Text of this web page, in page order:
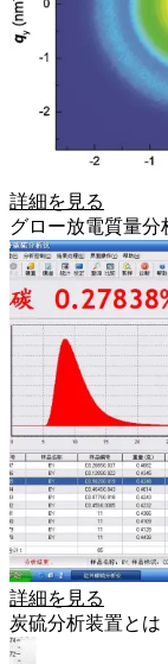
詳細を見る
グロー放電質量分
詳細を見る
炭硫分析装置とは